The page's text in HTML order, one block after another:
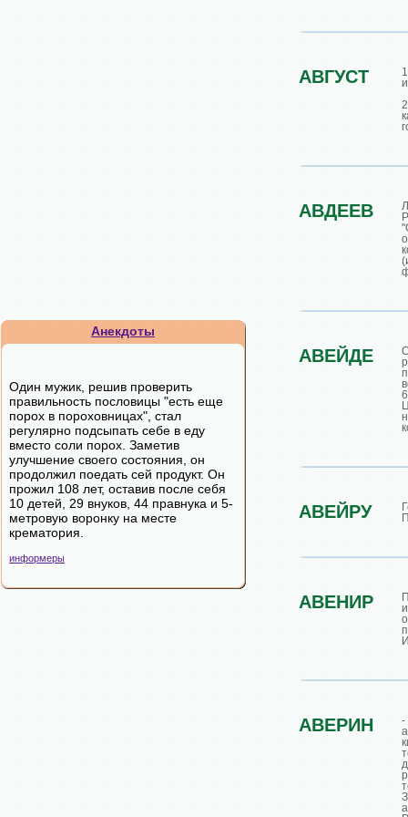
Анекдоты
Один мужик, решив проверить
правильность пословицы "есть еще
порох в пороховницах", стал
регулярно подсыпать себе в еду
вместо соли порох. Заметив
улучшение своего состояния, он
продолжил поедать сей продукт. Он
прожил 108 лет, оставив после себя
10 детей, 29 внуков, 44 правнука и 5-
метровую воронку на месте
крематория.
информеры
АВГУСТ
АВДЕЕВ
АВЕЙДЕ
АВЕЙРУ
АВЕНИР
АВЕРИН